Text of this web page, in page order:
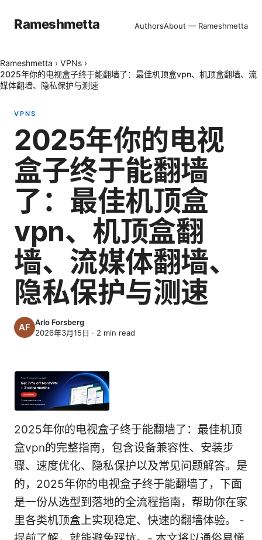
Rameshmetta AuthorsAbout — Rameshmetta
Rameshmetta › VPNs ›
2025年你的电视盒子终于能翻墙了：最佳机顶盒vpn、机顶盒翻墙、流
媒体翻墙、隐私保护与测速
VPNS
2025年你的电视
盒子终于能翻墙
了：最佳机顶盒
vpn、机顶盒翻
墙、流媒体翻墙、
隐私保护与测速
Arlo Forsberg
2026年3月15日 · 2 min read
2025年你的电视盒子终于能翻墙了：最佳机顶
盒vpn的完整指南，包含设备兼容性、安装步
骤、速度优化、隐私保护以及常见问题解答。是
的，2025年你的电视盒子终于能翻墙了，下面
是一份从选型到落地的全流程指南，帮助你在家
里各类机顶盒上实现稳定、快速的翻墙体验。 -